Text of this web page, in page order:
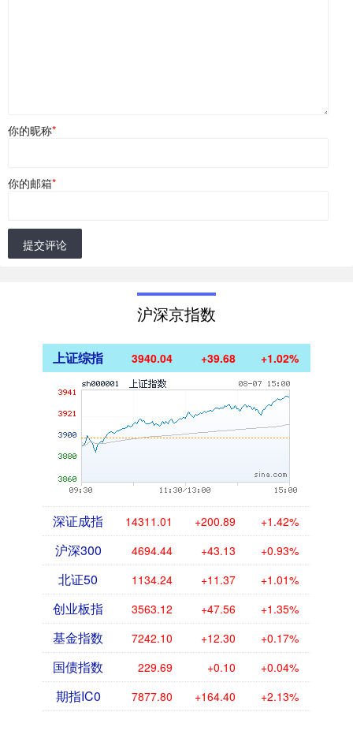
你的昵称*
你的邮箱*
提交评论
沪深京指数
上证综指 3940.04 +39.68 +1.02%
深证成指 14311.01 +200.89 +1.42%
沪深300 4694.44 +43.13 +0.93%
北证50 1134.24 +11.37 +1.01%
创业板指 3563.12 +47.56 +1.35%
基金指数 7242.10 +12.30 +0.17%
国债指数 229.69 +0.10 +0.04%
期指IC0 7877.80 +164.40 +2.13%